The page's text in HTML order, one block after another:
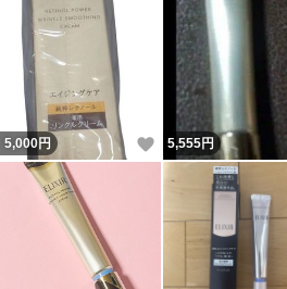
5,000円 いいね！
5,555円